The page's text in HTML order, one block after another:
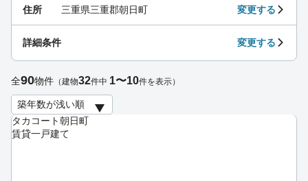
タカコート朝日町
賃貸一戸建て
住所 三重県三重郡朝日町 変更する
詳細条件 変更する
全90物件 （建物32件中 1〜10件を表示）